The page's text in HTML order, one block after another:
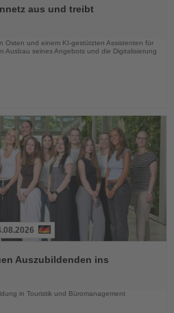
aus und treibt
Osten und einem KI-gestützten Assistenten für
Ausbau seines Angebots und die Digitalisierung
Auszubildenden ins
in Touristik und Büromanagement